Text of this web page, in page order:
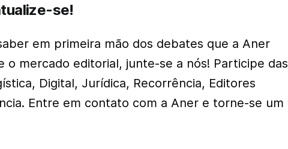
se!
em primeira mão dos debates que a Aner
o mercado editorial, junte-se a nós! Participe das
Digital, Jurídica, Recorrência, Editores
Entre em contato com a Aner e torne-se um